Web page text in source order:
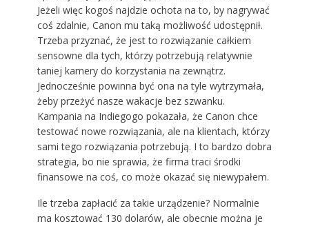
Jeżeli więc kogoś najdzie ochota na to, by nagrywać
coś zdalnie, Canon mu taką możliwość udostępnił.
Trzeba przyznać, że jest to rozwiązanie całkiem
sensowne dla tych, którzy potrzebują relatywnie
taniej kamery do korzystania na zewnątrz.
Jednocześnie powinna być ona na tyle wytrzymała,
żeby przeżyć nasze wakacje bez szwanku.
Kampania na Indiegogo pokazała, że Canon chce
testować nowe rozwiązania, ale na klientach, którzy
sami tego rozwiązania potrzebują. I to bardzo dobra
strategia, bo nie sprawia, że firma traci środki
finansowe na coś, co może okazać się niewypałem.
Ile trzeba zapłacić za takie urządzenie? Normalnie
ma kosztować 130 dolarów, ale obecnie można je